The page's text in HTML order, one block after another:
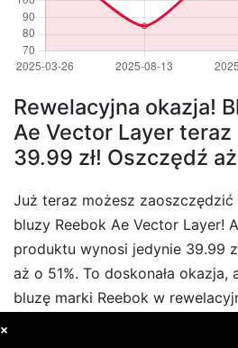
Rewelacyjna okazja!
Ae Vector Layer teraz
39.99 zł! Oszczędź aż
Już teraz możesz zaoszczędzić
bluzy Reebok Ae Vector Layer!
produktu wynosi jedynie 39.99
aż o 51%. To doskonała
bluzę marki Reebok w
Reebok Bluza Ae Vector Layer
×